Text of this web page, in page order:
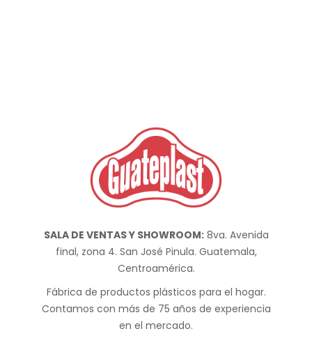
SALA DE VENTAS Y SHOWROOM:8va. Avenida
final, zona 4. San José Pinula. Guatemala,
Centroamérica.
Fábrica de productos plásticos para el hogar.
Contamos con más de 75 años de experiencia
en el mercado.